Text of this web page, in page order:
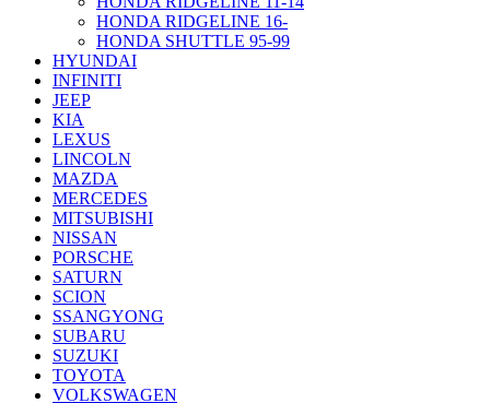
HONDA RIDGELINE 16-
HONDA SHUTTLE 95-99
HYUNDAI
INFINITI
JEEP
KIA
LEXUS
LINCOLN
MAZDA
MERCEDES
MITSUBISHI
NISSAN
PORSCHE
SATURN
SCION
SSANGYONG
SUBARU
SUZUKI
TOYOTA
VOLKSWAGEN